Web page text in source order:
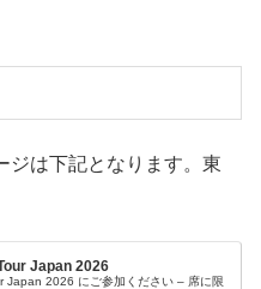
ジは下記となります。東
Japan 2026
Japan 2026 にご参加ください – 席に限